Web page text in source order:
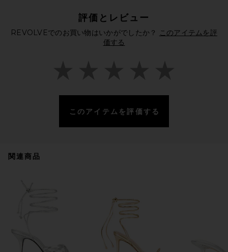
評価とレビュー
REVOLVEでのお買い物はいかがでしたか？
このアイテムを評
価する
このアイテムを評価する
関連商品